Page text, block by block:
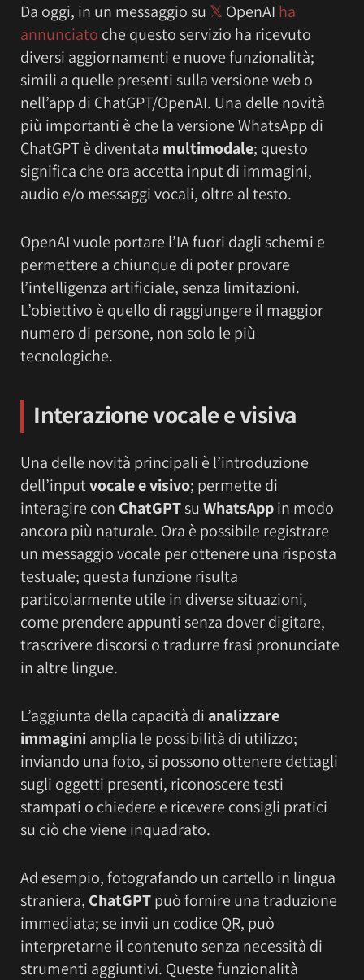
Da oggi, in un messaggio su 𝕏 OpenAI ha
annunciato che questo servizio ha ricevuto
diversi aggiornamenti e nuove funzionalità;
simili a quelle presenti sulla versione web o
nell’app di ChatGPT/OpenAI. Una delle novità
più importanti è che la versione WhatsApp di
ChatGPT è diventata multimodale; questo
significa che ora accetta input di immagini,
audio e/o messaggi vocali, oltre al testo.
OpenAI vuole portare l’IA fuori dagli schemi e
permettere a chiunque di poter provare
l’intelligenza artificiale, senza limitazioni.
L’obiettivo è quello di raggiungere il maggior
numero di persone, non solo le più
tecnologiche.
Interazione vocale e visiva
Una delle novità principali è l’introduzione
dell’inputvocale e visivo; permette di
interagire con ChatGPTsuWhatsAppin modo
ancora più naturale. Ora è possibile registrare
un messaggio vocale per ottenere una risposta
testuale; questa funzione risulta
particolarmente utile in diverse situazioni,
come prendere appunti senza dover digitare,
trascrivere discorsi o tradurre frasi pronunciate
in altre lingue.
L’aggiunta della capacità di analizzare
immaginiamplia le possibilità di utilizzo;
inviando una foto, si possono ottenere dettagli
sugli oggetti presenti, riconoscere testi
stampati o chiedere e ricevere consigli pratici
su ciò che viene inquadrato.
Ad esempio, fotografando un cartello in lingua
straniera, ChatGPTpuò fornire una traduzione
immediata; se invii un codice QR, può
interpretarne il contenuto senza necessità di
strumenti aggiuntivi. Queste funzionalità